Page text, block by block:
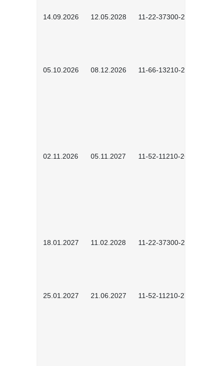
14.09.2026 12.05.2028 11-22-37300-2604
05.10.2026 08.12.2026 11-66-13210-2602
02.11.2026 05.11.2027 11-52-11210-2604
18.01.2027 11.02.2028 11-22-37300-2701
25.01.2027 21.06.2027 11-52-11210-2701